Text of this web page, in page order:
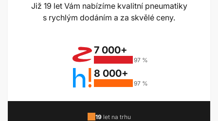
Již 19 let Vám nabízíme kvalitní pneumatiky
s rychlým dodáním a za skvělé ceny.
7 000+
97 %
8 000+
97 %
19let na trhu